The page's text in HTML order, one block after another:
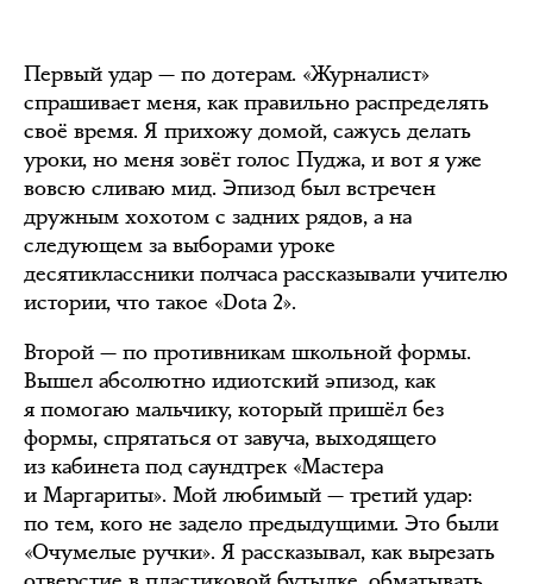
Первый удар — по дотерам. «Журналист»
спрашивает меня, как правильно распределять
своё время. Я прихожу домой, сажусь делать
уроки, но меня зовёт голос Пуджа, и вот я уже
вовсю сливаю мид. Эпизод был встречен
дружным хохотом с задних рядов, а на
следующем за выборами уроке
десятиклассники полчаса рассказывали учителю
истории, что такое «Dota 2».
Второй — по противникам школьной формы.
Вышел абсолютно идиотский эпизод, как
я помогаю мальчику, который пришёл без
формы, спрятаться от завуча, выходящего
из кабинета под саундтрек «Мастера
и Маргариты». Мой любимый — третий удар:
по тем, кого не задело предыдущими. Это были
«Очумелые ручки». Я рассказывал, как вырезать